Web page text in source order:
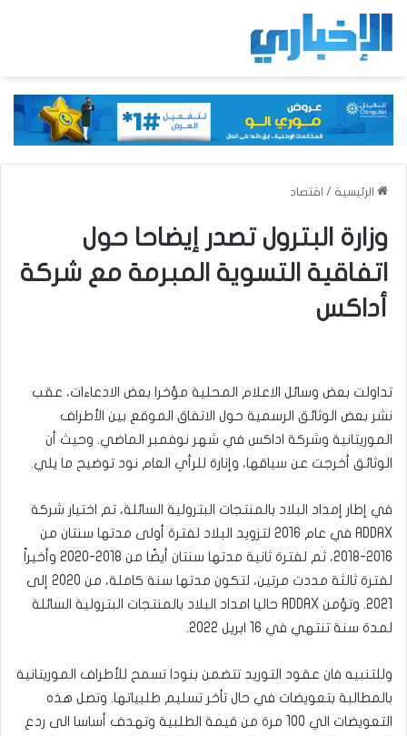
الرئيسية / اقتصاد
وزارة البترول تصدر إيضاحا حول
اتفاقية التسوية المبرمة مع شركة
أداكس
تداولت بعض وسائل الاعلام المحلية مؤخرا بعض الادعاءات، عقب
نشر بعض الوثائق الرسمية حول الاتفاق الموقع بين الأطراف
الموريتانية وشركة اداكس في شهر نوفمبر الماضي. وحيث أن
الوثائق أخرجت عن سياقها، وإنارة للرأي العام نود توضيح ما يلي.
في إطار إمداد البلاد بالمنتجات البترولية السائلة، تم اختيار شركة
ADDAX في عام 2016 لتزويد البلاد لفترة أولى مدتها سنتان من
2016-2018، ثم لفترة ثانية مدتها سنتان أيضًا من 2018-2020 وأخيراً
لفترة ثالثة مددت مرتين، لتكون مدتها سنة كاملة، من 2020 إلى
2021. وتؤمن ADDAX حاليا امداد البلاد بالمنتجات البترولية السائلة
لمدة سنة تنتهي في 16 ابريل 2022.
وللتنبيه فان عقود التوريد تتضمن بنودا تسمح للأطراف الموريتانية
بالمطالبة بتعويضات في حال تأخر تسليم طلبياتها. وتصل هذه
التعويضات الي 100 مرة من قيمة الطلبية وتهدف أساسا الى ردع